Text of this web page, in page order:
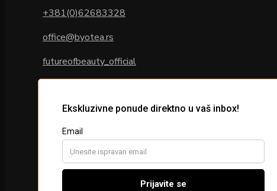
+381(0)62683328
office@byotea.rs
futureofbeauty_official